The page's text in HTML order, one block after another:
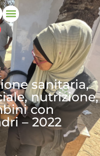
sanitaria,
nutrizione,
con
– 2022